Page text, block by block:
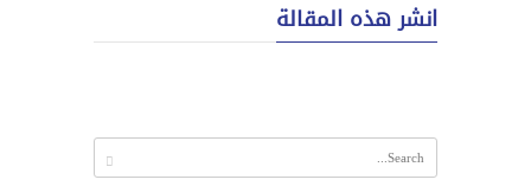
انشر هذه المقالة